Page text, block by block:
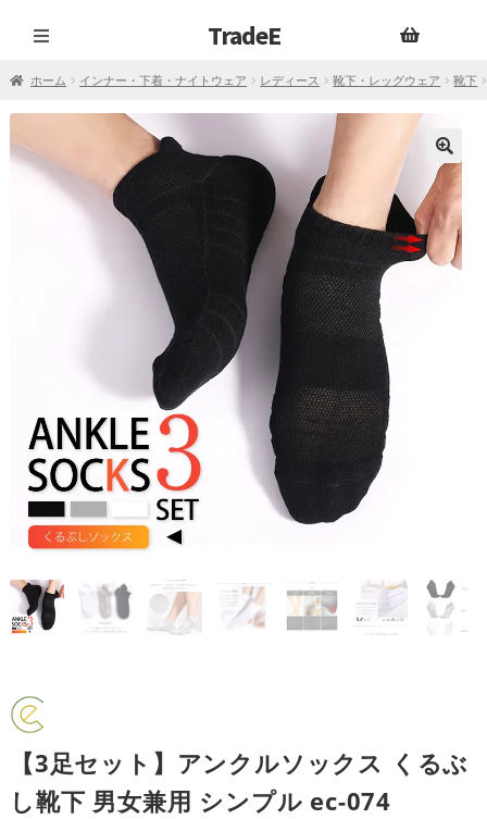
ナ
ゲ
ー
ョ
ス
キ
ッ
プ
コ
テ
ン
へ
ッ
プ
TradeE
ホーム インナー・下着・ナイトウェア レディース 靴下・レッグウェア 靴下
【3足セット】アンクルソックス くるぶ
し靴下 男女兼用 シンプル ec-074